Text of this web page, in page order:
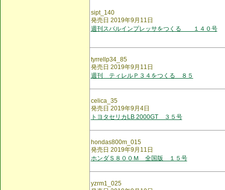
sipt_140
発売日 2019年9月11日
週刊スバルインプレッサをつくる １４０号
tyrrellp34_85
発売日 2019年9月11日
週刊 ティレルＰ３４をつくる ８５
celica_35
発売日 2019年9月4日
トヨタセリカLB 2000GT ３５号
hondas800m_015
発売日 2019年9月11日
ホンダＳ８００Ｍ 全国版 １５号
yzrm1_025